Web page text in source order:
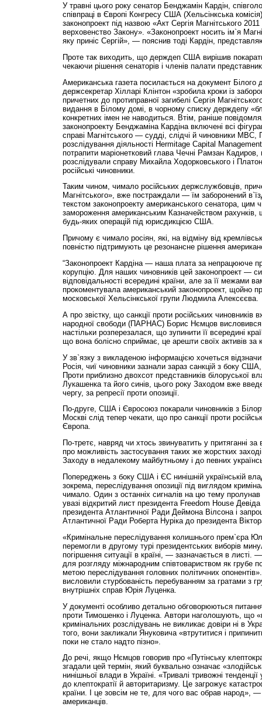
У травні цього року сенатор Бенджамін Кардін,
співпраці в Європі Конгресу США (Хельсінкська
законопроект під назвою «Акт Сергія Магнітського 2011
верховенство Закону». «Законопроект носить ім`я
яку приніс Сергій», — пояснив тоді Кардін,
Проте так виходить, що держдеп США вирішив
чекаючи рішення сенаторів і членів палати
Американська газета посилається на документ
держсекретар Хілларі Клінтон «зробила кроки із
причетних до протиправної загибелі Сергія
видання в Білому домі, в чорному списку держдепу
конкретних імен не наводиться. Втім, раніше
законопроекту Бенджаміна Кардіна включені всі
справі Магнітського — судді, слідчі й чиновники
розслідування діяльності Hermitage Capital
потрапити маріонетковий глава Чечні Рамзан Кадиров,
розслідували справу Михайла Ходорковського і
російські чиновники.
Таким чином, чимало російських держслужбовців,
Магнітського», вже постраждали — їм заборонений
текстом законопроекту американського сенатора, цим
замороження американським Казначейством рахунків,
будь-яких операцій під юрисдикцією США.
Причому є чимало росіян, які, на відміну від
повністю підтримують це резонансне рішення
“Законопроект Кардіна — наша плата за непрацююче
корупцію. Для наших чиновників цей законопроект —
відповідальності всередині країни, але за її межами
прокоментувала американський законопроект, щойно
московської Хельсінкської групи Людмила Алексєєва.
А про звістку, що санкції проти російських чиновників
народної свободи (ПАРНАС) Борис Нємцов висловився
настільки розперезалася, що зупинити її всередині
що вона болісно сприймає, це арешти своїх активів за
У зв`язку з викладеною інформацією хочеться
Росія, чиї чиновники зазнали зараз санкцій з боку
Проти приблизно двохсот представників білоруської
Лукашенка та його синів, цього року Заходом вже
чергу, за репресії проти опозиції.
По-друге, США і Євросоюз покарали чиновників з
Москві слід тепер чекати, що про санкції проти
Європа.
По-третє, навряд чи хтось звинуватить у притяганні
про можливість застосування таких же жорстких
Заходу в недалекому майбутньому і до певних
Попереджень з боку США і ЄС нинішній українській
зокрема, переслідування опозиції під виглядом
чимало. Один з останніх сигналів на цю тему
увазі відкритий лист президента Freedom House
президента Атлантичної Ради Деймона Вілсона і
Атлантичної Ради Роберта Нуріка до президента
«Кримінальне переслідування колишнього прем`єра
перемогли в другому турі президентських виборів
погіршення ситуації в країні, — зазначається в листі.
для розгляду міжнародним співтовариством як грубе
метою переслідування головних політичних
висловили стурбованість перебуванням за гратами з
внутрішніх справ Юрія Луценка.
У документі особливо детально обговорюються
проти Тимошенко і Луценка. Автори наголошують, що
кримінальних розслідувань не викликає довіри ні в
того, вони закликали Януковича «втрутитися і
поки не стало надто пізно».
До речі, якщо Нємцов говорив про «Путінську
згадали цей термін, який буквально означає
нинішньої влади в Україні. «Тривалі тривожні тенденції
до клептократії й авторитаризму. Це загрожує
країни. І це зовсім не те, для чого вас обрав народ»,
американців.